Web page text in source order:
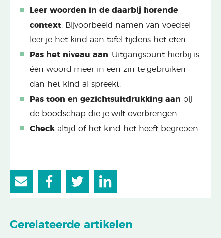
Leer woorden in de daarbij horende
context . Bijvoorbeeld namen van voedsel
leer je het kind aan tafel tijdens het eten.
Pas het niveau aan . Uitgangspunt hierbij is
één woord meer in een zin te gebruiken
dan het kind al spreekt.
Pas toon en gezichtsuitdrukking aan bij
de boodschap die je wilt overbrengen.
Check altijd of het kind het heeft begrepen.
Gerelateerde artikelen